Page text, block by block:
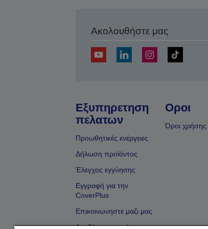
Ακολουθήστε μας
Εξυπηρετηση
πελατων
Προωθητικές ενέργειες
Δήλωση προϊόντος
Έλεγχος εγγύησης
Εγγραφή για την
CoverPlus
Επικοινωνηστε μαζι μας
Αναζήτηση εμπόρου
Οροι
Όροι χρήσης